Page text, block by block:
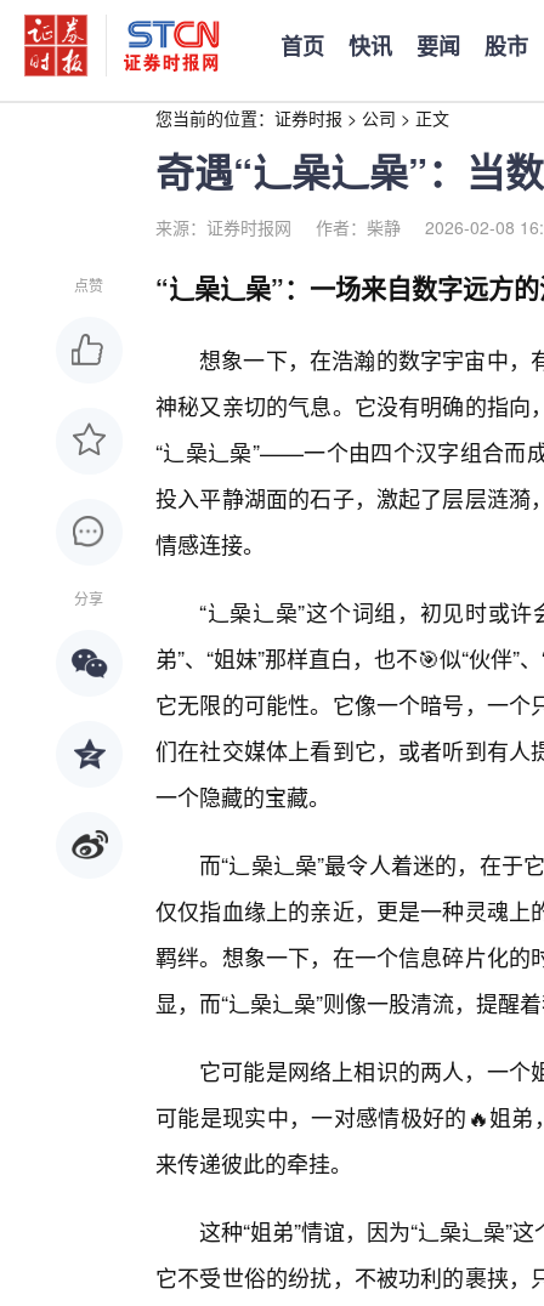
首页 快讯 要闻 股市
您当前的位置： 证券时报 > 公司 > 正文
奇遇“辶喿辶喿”：当
来源：证券时报网 作者：柴静 2026-02-08
点赞
分享
“辶喿辶喿”：一场来自数字远方
想象一下，在浩瀚的数字宇宙中，
神秘又亲切的气息。它没有明确的指
“辶喿辶喿”——一个由四个汉字组合而
投入平静湖面的石子，激起了层层涟
情感连接。
“辶喿辶喿”这个词组，初见时或
弟”、“姐妹”那样直白，也不🎯似“伙伴
它无限的可能性。它像一个暗号，一
们在社交媒体上看到它，或者听到有
一个隐藏的宝藏。
而“辶喿辶喿”最令人着迷的，在于
仅仅指血缘上的亲近，更是一种灵魂
羁绊。想象一下，在一个信息碎片化
显，而“辶喿辶喿”则像一股清流，提醒
它可能是网络上相识的两人，一
可能是现实中，一对感情极好的🔥姐
来传递彼此的牵挂。
这种“姐弟”情谊，因为“辶喿辶喿”
它不受世俗的纷扰，不被功利的裹挟